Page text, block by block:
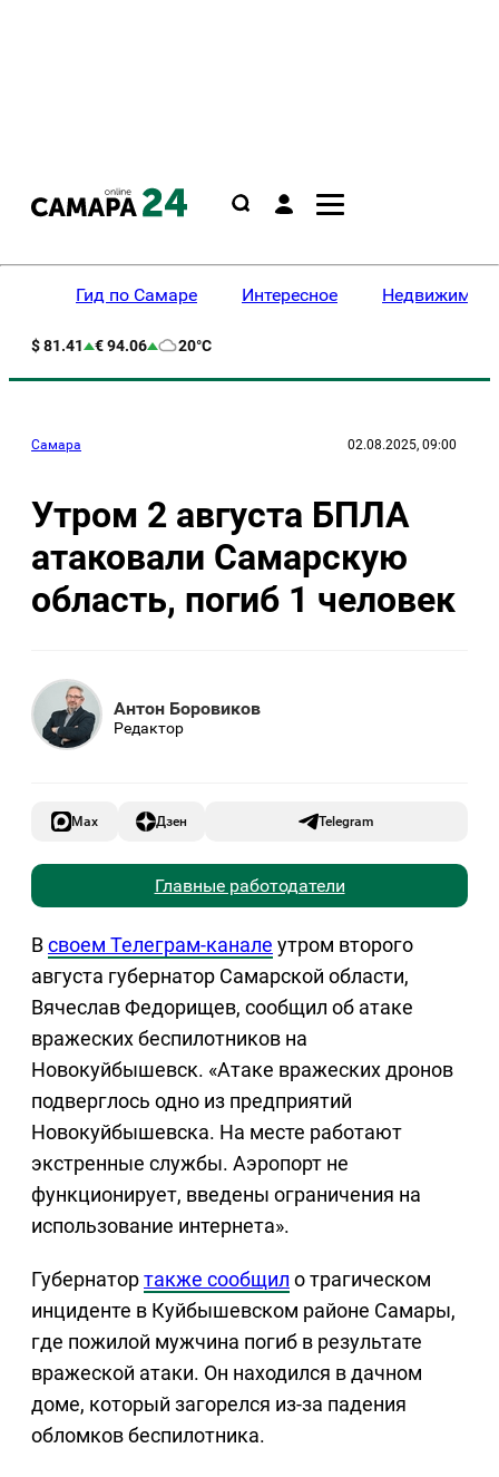
Гид по Самаре Интересное
$ 81.41 € 94.06 20°C
Самара 02.08.2025, 09:00
Утром 2 августа БПЛА
атаковали Самарскую
область, погиб 1 человек
Антон Боровиков
Редактор
Max Дзен Telegram
Главные работодатели
Всвоем Телеграм-канале утром второго
августа губернатор Самарской области,
Вячеслав Федорищев, сообщил об атаке
вражеских беспилотников на
Новокуйбышевск. «Атаке вражеских дронов
подверглось одно из предприятий
Новокуйбышевска. На месте работают
экстренные службы. Аэропорт не
функционирует, введены ограничения на
использование интернета».
Губернатортакже сообщил о трагическом
инциденте в Куйбышевском районе Самары,
где пожилой мужчина погиб в результате
вражеской атаки. Он находился в дачном
доме, который загорелся из-за падения
обломков беспилотника.